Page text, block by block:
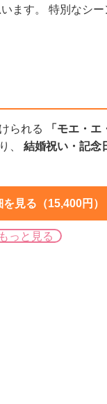
ます。 特別なシ
られる 「モエ・エ
、 結婚祝い・記念
見る（15,400円）
っと見る